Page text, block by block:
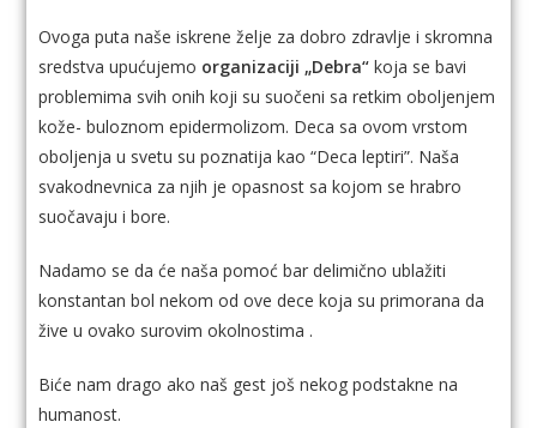
Ovoga puta naše iskrene želje za dobro zdravlje i skromna
sredstva upućujemo organizaciji „Debra“ koja se bavi
problemima svih onih koji su suočeni sa retkim oboljenjem
kože- buloznom epidermolizom. Deca sa ovom vrstom
oboljenja u svetu su poznatija kao “Deca leptiri”. Naša
svakodnevnica za njih je opasnost sa kojom se hrabro
suočavaju i bore.
Nadamo se da će naša pomoć bar delimično ublažiti
konstantan bol nekom od ove dece koja su primorana da
žive u ovako surovim okolnostima .
Biće nam drago ako naš gest još nekog podstakne na
humanost.